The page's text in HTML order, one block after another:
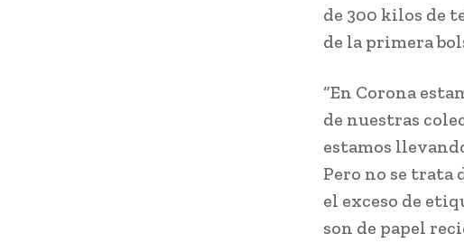
de 300 kilos de
de la primera
“En Corona
de nuestras
estamos
Pero no se trata
el exceso de
son de papel